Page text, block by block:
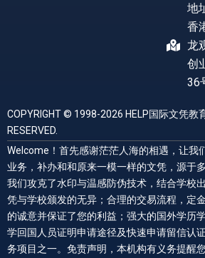
地
香
龙
创
36
COPYRIGHT © 1998-2026 HELP国际文凭教
RESERVED.
Welcome！首先感谢茫茫人海的相遇，让我
业务，补办和和原来一模一样的文凭，源于
我们攻克了水印与温感防伪技术，结合学校
凭与学校颁发的无异；合理的交易流程，定
的诚意并保证了您的利益；强大的国外学历
学回国人员证明申请途径及快速申请留信认
务项目之一。免责声明，本机构有义务提醒